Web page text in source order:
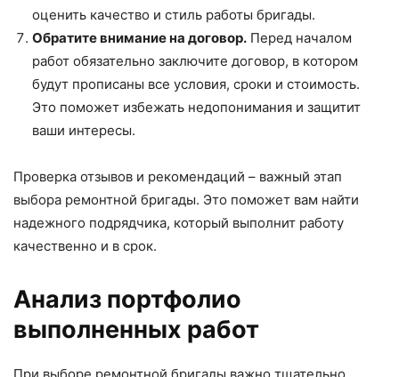
оценить качество и стиль работы бригады.
Обратите внимание на договор. Перед началом
работ обязательно заключите договор, в котором
будут прописаны все условия, сроки и стоимость.
Это поможет избежать недопонимания и защитит
ваши интересы.
Проверка отзывов и рекомендаций – важный этап
выбора ремонтной бригады. Это поможет вам найти
надежного подрядчика, который выполнит работу
качественно и в срок.
Анализ портфолио
выполненных работ